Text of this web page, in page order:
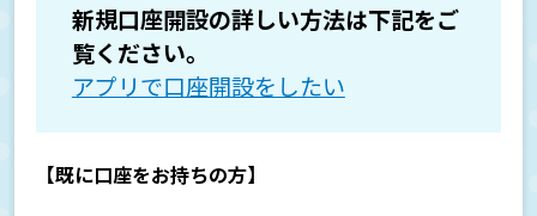
新規口座開設の詳しい方法は下記をご
覧ください。
アプリで口座開設をしたい
【既に口座をお持ちの方】